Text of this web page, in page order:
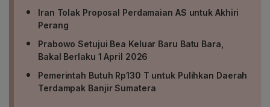
Iran Tolak Proposal Perdamaian AS untuk Akhiri
Perang
Prabowo Setujui Bea Keluar Baru Batu Bara,
Bakal Berlaku 1 April 2026
Pemerintah Butuh Rp130 T untuk Pulihkan Daerah
Terdampak Banjir Sumatera